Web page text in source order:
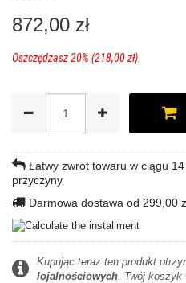
872,00 zł
Oszczędzasz 20% (218,00 zł).
Łatwy zwrot towaru w ciągu
przyczyny
Darmowa dostawa od 299,00
Kupując teraz ten produkt
lojalnościowych . Twój